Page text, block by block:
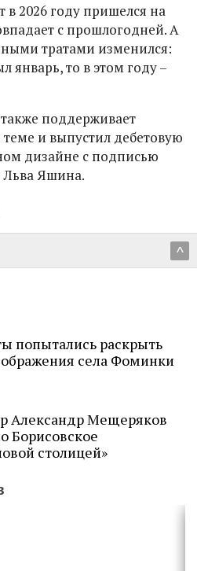
в 2026 году пришелся на
с прошлогодней. А
тратами изменился:
январь, то в этом году –
поддерживает
и выпустил дебетовую
дизайне с подписью
Льва Яшина.
^
попытались раскрыть
села Фоминки
Александр Мещеряков
Борисовское
столицей»